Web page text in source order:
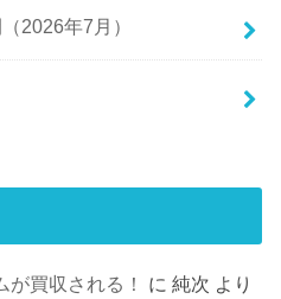
2026年7月）
買収される！ に純次 より